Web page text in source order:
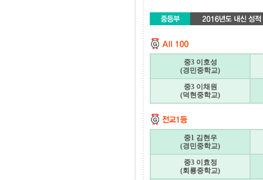
중3 이호성
(경민중학교)
중3 이채원
(덕현중학교)
중1 김현우
(경민중학교)
중3 이효정
(회룡중학교)